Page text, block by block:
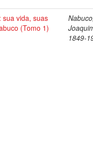
sua vida, suas
(Tomo 1)
Nabuco,
1849-